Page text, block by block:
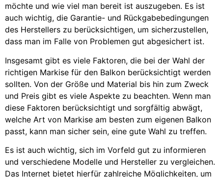
möchte und wie viel man bereit ist auszugeben. Es ist
auch wichtig, die Garantie- und Rückgabebedingungen
des Herstellers zu berücksichtigen, um sicherzustellen,
dass man im Falle von Problemen gut abgesichert ist.
Insgesamt gibt es viele Faktoren, die bei der Wahl der
richtigen Markise für den Balkon berücksichtigt werden
sollten. Von der Größe und Material bis hin zum Zweck
und Preis gibt es viele Aspekte zu beachten. Wenn man
diese Faktoren berücksichtigt und sorgfältig abwägt,
welche Art von Markise am besten zum eigenen Balkon
passt, kann man sicher sein, eine gute Wahl zu treffen.
Es ist auch wichtig, sich im Vorfeld gut zu informieren
und verschiedene Modelle und Hersteller zu vergleichen.
Das Internet bietet hierfür zahlreiche Möglichkeiten, um